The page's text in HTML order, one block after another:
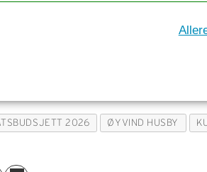
2026 ØYVIND HUSBY